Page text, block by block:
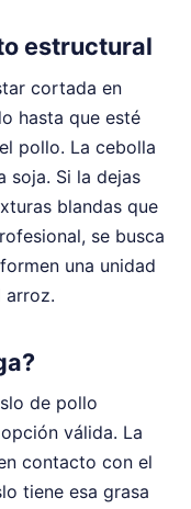
estructural
cortada en
hasta que esté
pollo. La cebolla
soja. Si la dejas
blandas que
se busca
una unidad
arroz.
de pollo
válida. La
contacto con el
tiene esa grasa